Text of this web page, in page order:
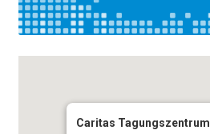
Caritas Tagungszentrum